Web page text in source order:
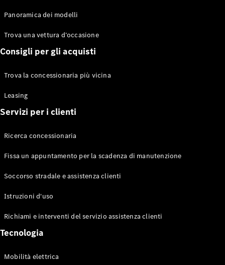
Configuratore
Benz Store
Tutti gli
eSprinter
eSprinter
Furgone
Autotelaio
Veicolo
Panoramica dei modelli
Trova una vettura d’occasione
Consigli per gli acquisti
Trova la concessionaria più vicina
Leasing
Servizi per i clienti
Ricerca concessionaria
Fissa un appuntamento per la scadenza di manutenzione
Soccorso stradale e assistenza clienti
Istruzioni d'uso
Richiami e interventi del servizio assistenza clienti
Tecnologia
Mobilità elettrica